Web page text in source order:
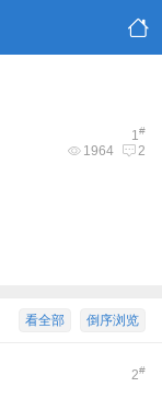
1#
1964 2
倒序浏览
看全部
2#